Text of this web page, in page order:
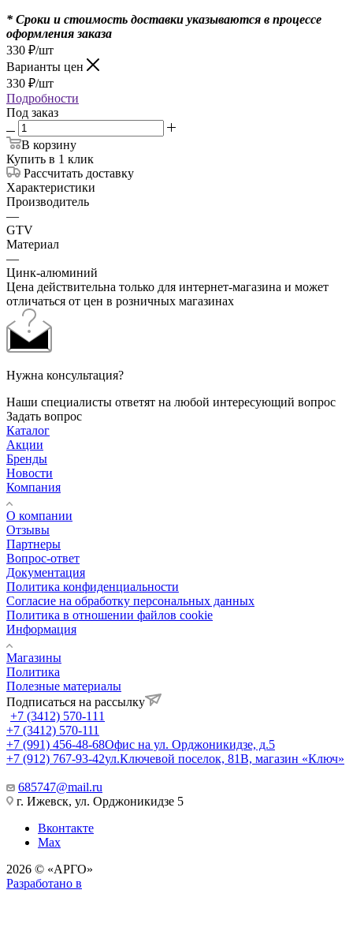
* Сроки и стоимость доставки указываются в процессе
оформления заказа
330 ₽/шт
Варианты цен
330 ₽/шт
Подробности
Под заказ
В корзину
Купить в 1 клик
Рассчитать доставку
Характеристики
Производитель
—
GTV
Материал
—
Цинк-алюминий
Цена действительна только для интернет-магазина и может
отличаться от цен в розничных магазинах
Нужна консультация?
Наши специалисты ответят на любой интересующий вопрос
Задать вопрос
Каталог
Акции
Бренды
Новости
Компания
О компании
Отзывы
Партнеры
Вопрос-ответ
Документация
Политика конфиденциальности
Согласие на обработку персональных данных
Политика в отношении файлов cookie
Информация
Магазины
Политика
Полезные материалы
Подписаться на рассылку
+7 (3412) 570-111
+7 (3412) 570-111
+7 (991) 456-48-68Офис на ул. Орджоникидзе, д.5
+7 (912) 767-93-42ул.Ключевой поселок, 81В, магазин «Ключ»
685747@mail.ru
г. Ижевск, ул. Орджоникидзе 5
Вконтакте
Max
2026 © «АРГО»
Разработано в